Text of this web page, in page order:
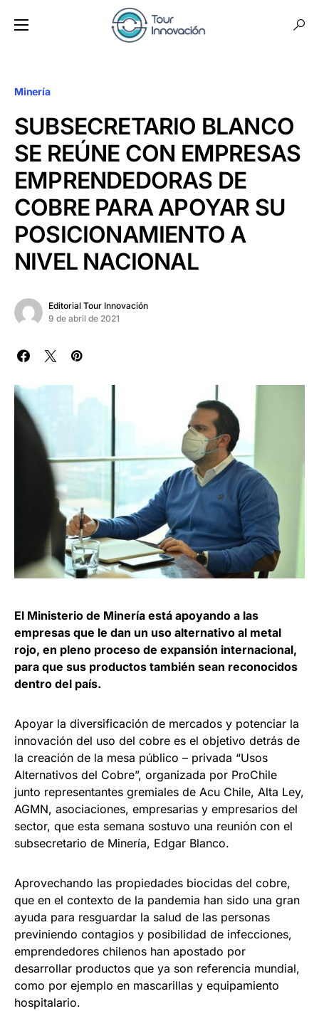
Minería
SUBSECRETARIO BLANCO
SE REÚNE CON EMPRESAS
EMPRENDEDORAS DE
COBRE PARA APOYAR SU
POSICIONAMIENTO A
NIVEL NACIONAL
Editorial Tour Innovación
9 de abril de 2021
El Ministerio de Minería está apoyando a las
empresas que le dan un uso alternativo al metal
rojo, en pleno proceso de expansión internacional,
para que sus productos también sean reconocidos
dentro del país.
Apoyar la diversificación de mercados y potenciar la
innovación del uso del cobre es el objetivo detrás de
la creación de la mesa público – privada “Usos
Alternativos del Cobre”, organizada por ProChile
junto representantes gremiales de Acu Chile, Alta Ley,
AGMN, asociaciones, empresarias y empresarios del
sector, que esta semana sostuvo una reunión con el
subsecretario de Minería, Edgar Blanco.
Aprovechando las propiedades biocidas del cobre,
que en el contexto de la pandemia han sido una gran
ayuda para resguardar la salud de las personas
previniendo contagios y posibilidad de infecciones,
emprendedores chilenos han apostado por
desarrollar productos que ya son referencia mundial,
como por ejemplo en mascarillas y equipamiento
hospitalario.